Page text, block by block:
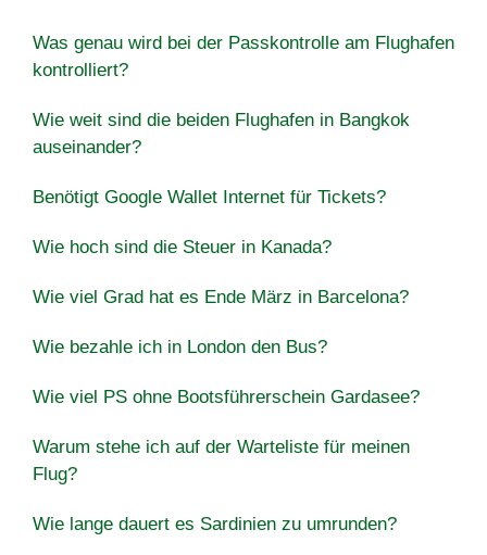
Was genau wird bei der Passkontrolle am Flughafen
kontrolliert?
Wie weit sind die beiden Flughafen in Bangkok
auseinander?
Benötigt Google Wallet Internet für Tickets?
Wie hoch sind die Steuer in Kanada?
Wie viel Grad hat es Ende März in Barcelona?
Wie bezahle ich in London den Bus?
Wie viel PS ohne Bootsführerschein Gardasee?
Warum stehe ich auf der Warteliste für meinen
Flug?
Wie lange dauert es Sardinien zu umrunden?